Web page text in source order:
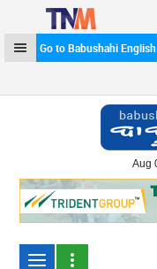
Go to Babushahi English
Aug